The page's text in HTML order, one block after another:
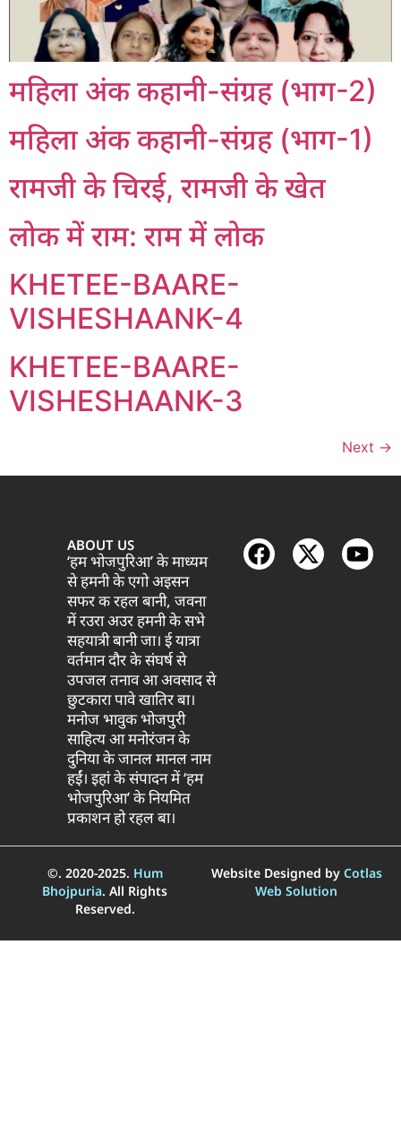
महिला अंक कहानी-संग्रह (भाग-2)
महिला अंक कहानी-संग्रह (भाग-1)
रामजी के चिरई, रामजी के खेत
लोक में राम: राम में लोक
KHETEE-BAARE-
VISHESHAANK-4
KHETEE-BAARE-
VISHESHAANK-3
Next →
ABOUT US
‘हम भोजपुरिआ’ के माध्यम
से हमनी के एगो अइसन
सफर क रहल बानी, जवना
में रउरा अउर हमनी के सभे
सहयात्री बानी जा। ई यात्रा
वर्तमान दौर के संघर्ष से
उपजल तनाव आ अवसाद से
छुटकारा पावे खातिर बा।
मनोज भावुक भोजपुरी
साहित्य आ मनोरंजन के
दुनिया के जानल मानल नाम
हईं। इहां के संपादन में ‘हम
भोजपुरिआ’ के नियमित
प्रकाशन हो रहल बा।
©. 2020-2025. Hum
Bhojpuria. All Rights
Reserved.
Website Designed by Cotlas
Web Solution